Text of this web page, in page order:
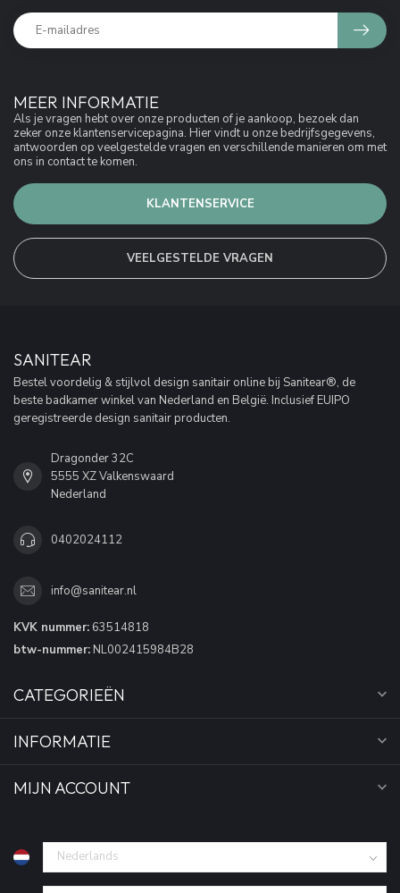
MEER INFORMATIE
Als je vragen hebt over onze producten of je aankoop, bezoek dan
zeker onze klantenservicepagina. Hier vindt u onze bedrijfsgegevens,
antwoorden op veelgestelde vragen en verschillende manieren om met
ons in contact te komen.
KLANTENSERVICE
VEELGESTELDE VRAGEN
SANITEAR
Bestel voordelig & stijlvol design sanitair online bij Sanitear®, de
beste badkamer winkel van Nederland en België. Inclusief EUIPO
geregistreerde design sanitair producten.
Dragonder 32C
5555 XZ Valkenswaard
Nederland
0402024112
info@sanitear.nl
KVK nummer: 63514818
btw-nummer: NL002415984B28
CATEGORIEËN
INFORMATIE
MIJN ACCOUNT